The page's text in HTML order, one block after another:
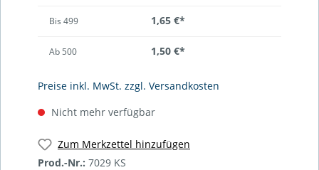
Bis 499 1,65 €*
Ab 500 1,50 €*
Preise inkl. MwSt. zzgl. Versandkosten
Nicht mehr verfügbar
Zum Merkzettel hinzufügen
Prod.-Nr.: 7029 KS